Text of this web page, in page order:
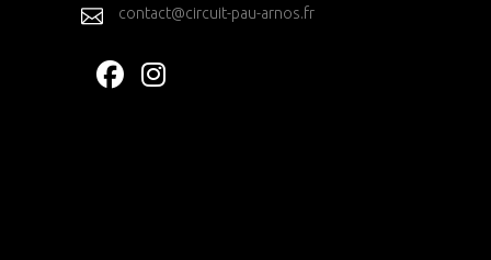
contact@circuit-pau-arnos.fr